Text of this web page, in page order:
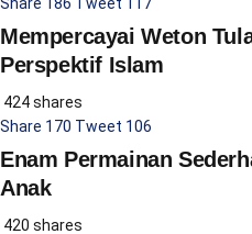
Mempercayai Weton
Perspektif Islam
424 shares
Share 170 Tweet 106
Enam Permainan
Anak
420 shares